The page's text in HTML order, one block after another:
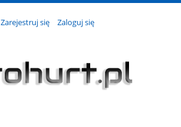
Zarejestruj się Zaloguj się